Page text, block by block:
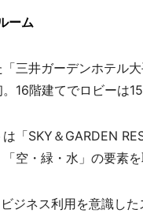
ーム
三井ガーデンホテル
16階建てでロビーは
「SKY＆GARDEN
空・緑・水」の要素を
ジネス利用を意識した